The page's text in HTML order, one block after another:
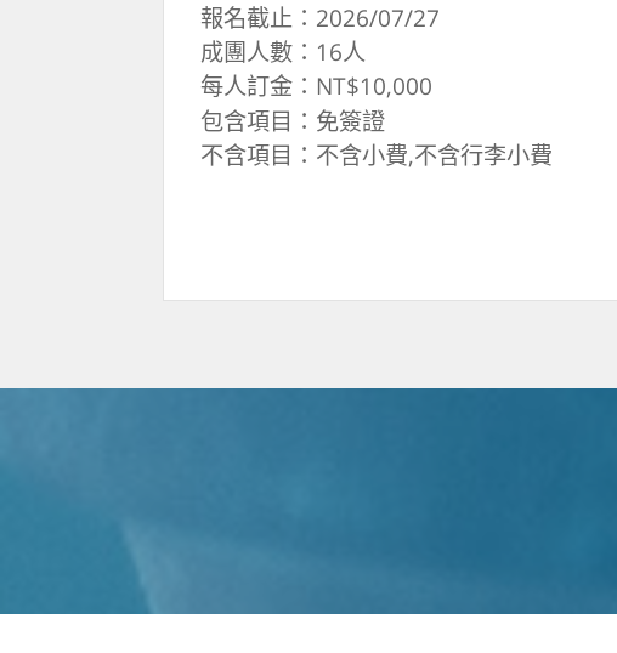
報名截止：2026/07/27
成團人數：16人
每人訂金：NT$10,000
包含項目：免簽證
不含項目：不含小費,不含行李小費